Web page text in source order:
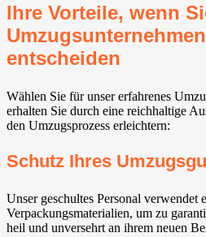
Ihre Vorteile, wenn
entscheiden
Wählen Sie für unser erfahrenes
erhalten Sie durch eine reichhaltige
den Umzugsprozess erleichtern:
Schutz Ihres
Unser geschultes Personal verwendet
Verpackungsmaterialien, um zu
heil und unversehrt an ihrem neuen